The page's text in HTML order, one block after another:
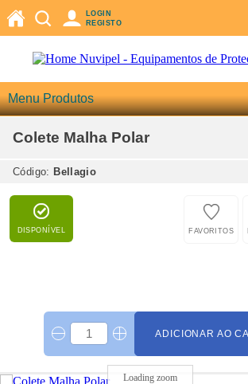
LOGIN
REGISTO
Menu Produtos
Colete Malha Polar
Código: Bellagio
DISPONÍVEL FAVORITOS
ADICIONAR AO
Loading zoom